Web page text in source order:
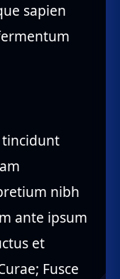
sapien
tincidunt
nibh
ante ipsum
et
Fusce